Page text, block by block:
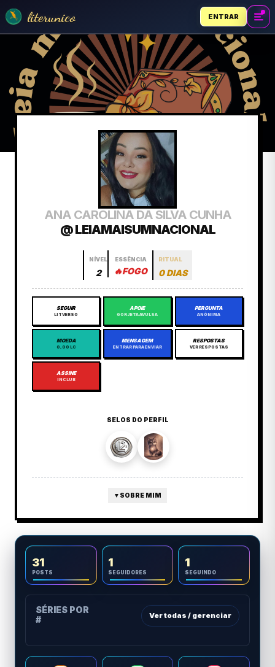
literunico ENTRAR
ANA CAROLINA DA SILVA CUNHA
@ LEIAMAISUMNACIONAL
NÍVEL
2
ESSÊNCIA
🔥FOGO
RITUAL
0 DIAS
SEGUIR
LITVERSO
APOIE
GORJETA AVULSA
PERGUNTA
ANÔNIMA
MOEDA
0,00 LC
MENSAGEM
ENTRAR PARA ENVIAR
RESPOSTAS
VER RESPOSTAS
ASSINE
INCLUB
SELOS DO PERFIL
▼ SOBRE MIM
31
POSTS
1
SEGUIDORES
1
SEGUINDO
SÉRIES POR
#
Ver todas / gerenciar